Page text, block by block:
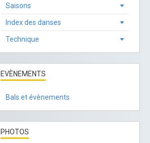
Saisons
Index des danses
Technique
EVÈNEMENTS
Bals et évènements
PHOTOS